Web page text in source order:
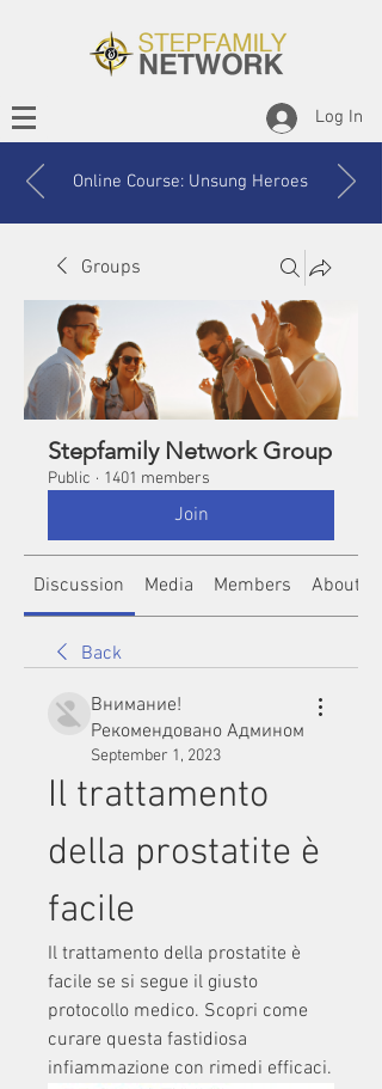
Log In
Online Course: Unsung Heroes
Groups
Stepfamily Network Group
Public · 1401 members
Join
Discussion Media Members About
Back
Внимание!
Рекомендовано Админом
September 1, 2023
Il trattamento
della prostatite è
facile
Il trattamento della prostatite è
facile se si segue il giusto
protocollo medico. Scopri come
curare questa fastidiosa
infiammazione con rimedi efficaci.